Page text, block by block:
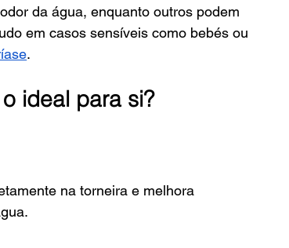
da água, enquanto outros podem
em casos sensíveis como bebés ou
.
ideal para si?
na torneira e melhora